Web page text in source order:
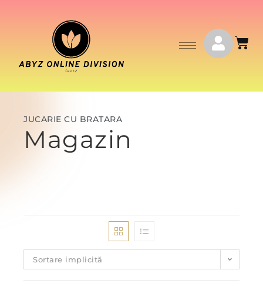
JUCARIE CU BRATARA
Magazin
Sortare implicită